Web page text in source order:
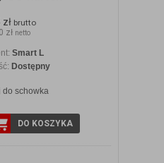
brutto
zł netto
Smart L
Dostępny
do schowka
DO KOSZYKA